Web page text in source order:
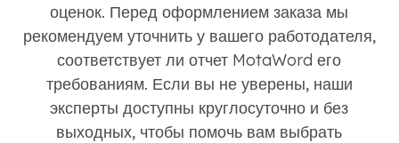
оценок. Перед оформлением заказа мы
рекомендуем уточнить у вашего работодателя,
соответствует ли отчет MotaWord его
требованиям. Если вы не уверены, наши
эксперты доступны круглосуточно и без
выходных, чтобы помочь вам выбрать